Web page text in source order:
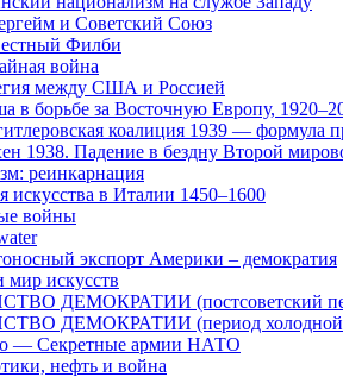
и Советский Союз
Филби
война
между США и Россией
в борьбе за Восточную Европу,
коалиция 1939 — формула
1938. Падение в бездну Второй
реинкарнация
искусства в Италии 1450–1600
войны
экспорт Америки – демократия
искусств
ДЕМОКРАТИИ (постсоветский
ДЕМОКРАТИИ (период холодной
— Секретные армии НАТО
нефть и война